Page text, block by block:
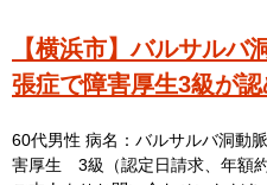
【横浜市】バルサルバ
張症で障害厚生3級が
60代男性 病名：バルサルバ洞動
害厚生 3級（認定日請求、年額